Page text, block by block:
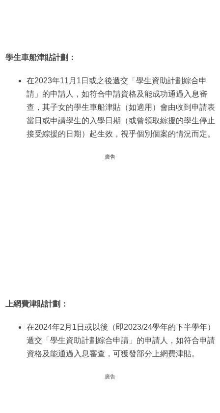
學生車船津貼計劃：
在2023年11月1日或之後遞交「學生資助計劃綜合申
請」的申請人，如符合申請資格及能成功通過入息審
查，其子女的學生車船津貼（如適用）會由收到申請表
當日或申請學生的入學日期（或曾領取綜援的學生停止
接受綜援的日期）起生效，視乎個別個案的情況而定。
廣告
上網費津貼計劃：
在2024年2月1日或以後（即2023/24學年的下半學年）
遞交「學生資助計劃綜合申請」的申請人，如符合申請
資格及能通過入息審查，可獲發部分上網費津貼。
廣告